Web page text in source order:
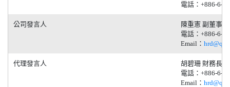
電話：+886-6-
公司發言人
陳重憲 副董事長
電話：+886-6-
Email：
代理發言人
胡碧珊 財務長
電話：+886-6-
Email：